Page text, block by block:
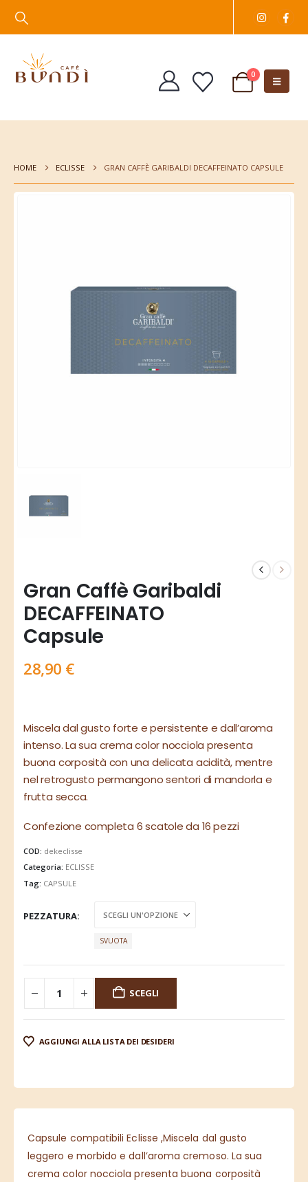
0
HOME ECLISSE GRAN CAFFÈ GARIBALDI DECAFFEINATO CAPSULE
Gran Caffè Garibaldi
DECAFFEINATO
Capsule
28,90 €
Miscela dal gusto forte e persistente e dall’aroma
intenso. La sua crema color nocciola presenta
buona corposità con una delicata acidità, mentre
nel retrogusto permangono sentori di mandorla e
frutta secca.
Confezione completa 6 scatole da 16 pezzi
COD: dekeclisse
Categoria: ECLISSE
Tag: CAPSULE
PEZZATURA
SVUOTA
SCEGLI
AGGIUNGI ALLA LISTA DEI DESIDERI
Capsule compatibili Eclisse ,Miscela dal gusto
leggero e morbido e dall’aroma cremoso. La sua
crema color nocciola presenta buona corposità